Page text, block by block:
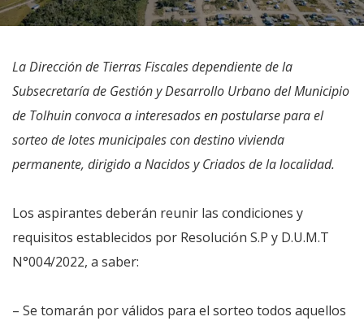
La Dirección de Tierras Fiscales dependiente de la
Subsecretaría de Gestión y Desarrollo Urbano del Municipio
de Tolhuin convoca a interesados en postularse para el
sorteo de lotes municipales con destino vivienda
permanente, dirigido a Nacidos y Criados de la localidad.
Los aspirantes deberán reunir las condiciones y
requisitos establecidos por Resolución S.P y D.U.M.T
N°004/2022, a saber:
– Se tomarán por válidos para el sorteo todos aquellos